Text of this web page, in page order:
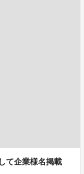
て企業様名掲載